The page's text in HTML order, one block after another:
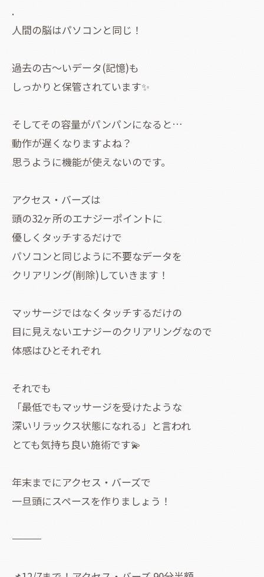
.
人間の脳はパソコンと同じ！
過去の古〜いデータ(記憶)も
しっかりと保管されています✨
そしてその容量がパンパンになると…
動作が遅くなりますよね？
思うように機能が使えないのです。
アクセス・バーズは
頭の32ヶ所のエナジーポイントに
優しくタッチするだけで
パソコンと同じように不要なデータを
クリアリング(削除)していきます！
マッサージではなくタッチするだけの
目に見えないエナジーのクリアリングなので
体感はひとそれぞれ
それでも
「最低でもマッサージを受けたような
深いリラックス状態になれる」と言われ
とても気持ち良い施術です💫
年末までにアクセス・バーズで
一旦頭にスペースを作りましょう！
―――――――――――――――――――――――――